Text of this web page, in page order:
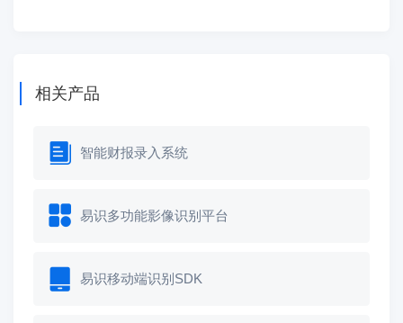
相关产品
智能财报录入系统
易识多功能影像识别平台
易识移动端识别SDK